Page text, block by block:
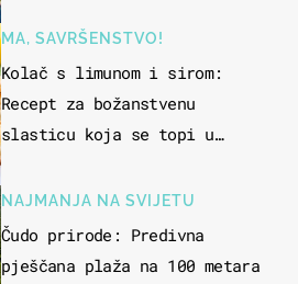
"bijelom zlatu"
MA, SAVRŠENSTVO!
Kolač s limunom i sirom:
Recept za božanstvenu
slasticu koja se topi u
NAJMANJA NA SVIJETU
Čudo prirode: Predivna
pješčana plaža na 100 metara